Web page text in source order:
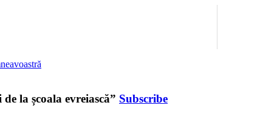
la școala evreiască” Subscribe